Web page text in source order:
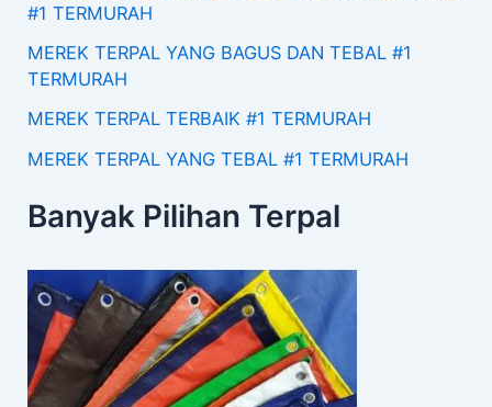
#1 TERMURAH
MEREK TERPAL YANG BAGUS DAN TEBAL #1
TERMURAH
MEREK TERPAL TERBAIK #1 TERMURAH
MEREK TERPAL YANG TEBAL #1 TERMURAH
Banyak Pilihan Terpal